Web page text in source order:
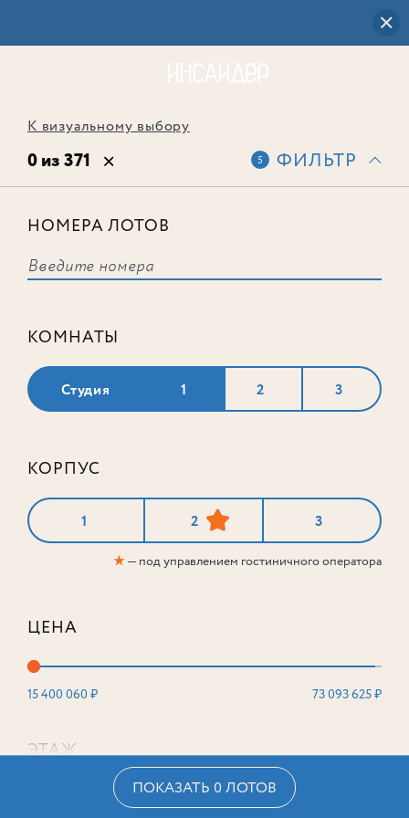
К визуальному выбору
0 из 371 5 ФИЛЬТР
НОМЕРА ЛОТОВ
КОМНАТЫ
Студия 1 2 3
КОРПУС
1 2 3
★— под управлением гостиничного оператора
ЦЕНА
15 400 060 ₽ 73 093 625 ₽
ЭТАЖ
ПОКАЗАТЬ 0 ЛОТОВ
соответствует ни одного лота